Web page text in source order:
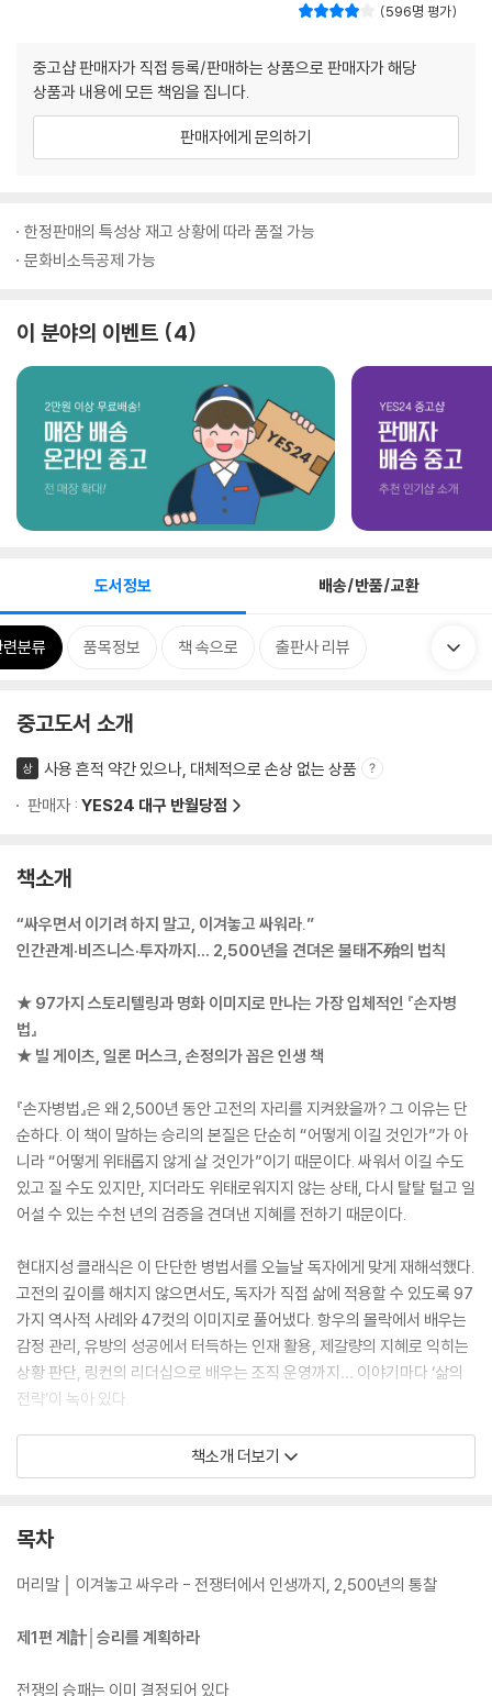
596명 평가
중고샵 판매자가 직접 등록/판매하는 상품으로 판매자가 해당
상품과 내용에 모든 책임을 집니다.
판매자에게 문의하기
한정판매의 특성상 재고 상황에 따라 품절 가능
문화비소득공제 가능
이 분야의 이벤트 4
도서정보 배송/반품/교환
분류 품목정보 책 속으로 출판사 리뷰
중고도서 소개
상
사용 흔적 약간 있으나, 대체적으로 손상 없는 상품
판매자 : YES24 대구 반월당점
책소개
“싸우면서 이기려 하지 말고, 이겨놓고 싸워라.”
인간관계·비즈니스·투자까지… 2,500년을 견뎌온 불태不殆의 법칙
★ 97가지 스토리텔링과 명화 이미지로 만나는 가장 입체적인 『손자병
법』
★ 빌 게이츠, 일론 머스크, 손정의가 꼽은 인생 책
『손자병법』은 왜 2,500년 동안 고전의 자리를 지켜왔을까? 그 이유는 단
순하다. 이 책이 말하는 승리의 본질은 단순히 “어떻게 이길 것인가”가 아
니라 “어떻게 위태롭지 않게 살 것인가”이기 때문이다. 싸워서 이길 수도
있고 질 수도 있지만, 지더라도 위태로워지지 않는 상태, 다시 탈탈 털고 일
어설 수 있는 수천 년의 검증을 견뎌낸 지혜를 전하기 때문이다.
현대지성 클래식은 이 단단한 병법서를 오늘날 독자에게 맞게 재해석했다.
고전의 깊이를 해치지 않으면서도, 독자가 직접 삶에 적용할 수 있도록 97
가지 역사적 사례와 47컷의 이미지로 풀어냈다. 항우의 몰락에서 배우는
감정 관리, 유방의 성공에서 터득하는 인재 활용, 제갈량의 지혜로 익히는
상황 판단, 링컨의 리더십으로 배우는 조직 운영까지… 이야기마다 ‘삶의
전략’이 녹아 있다.
특히 이번 판본은 각 편마다 상세한 해설과 원문 대조, 현대적 적용을 곁들
여 독자들이 손자의 사상을 단순히 읽는 데 그치지 않고 실천 지침으로 전
삼십육계 해설을 담은 부록은 『손자병법』을 한층 넓고 깊게 확장시킨다.
이유는 여기에 있다. 『손자병법』은 고대의 전쟁사가 아니라, 지금 이 순간
이 책을 집어든다면, 당신도 “싸우지 않고 이기는 법”을 손에 넣게 될 것이
책소개 더보기
목차
머리말 │ 이겨놓고 싸우라 - 전쟁터에서 인생까지, 2,500년의 통찰
제1편 계計│승리를 계획하라
전쟁의 승패는 이미 결정되어 있다